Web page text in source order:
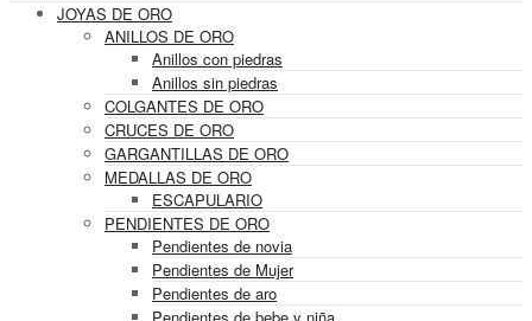
JOYAS DE ORO
ANILLOS DE ORO
Anillos con piedras
Anillos sin piedras
COLGANTES DE ORO
CRUCES DE ORO
GARGANTILLAS DE ORO
MEDALLAS DE ORO
ESCAPULARIO
PENDIENTES DE ORO
Pendientes de novia
Pendientes de Mujer
Pendientes de aro
Pendientes de bebe y niña